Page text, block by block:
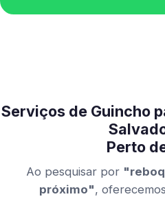
Serviços de Guincho
Perto
Ao pesquisar por
próximo",